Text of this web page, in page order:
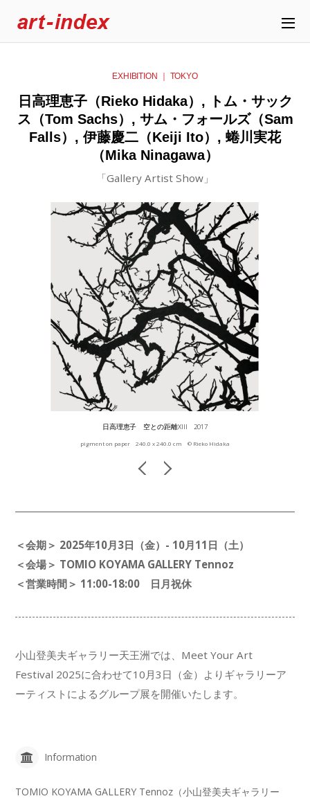
EXHIBITION ｜ TOKYO
日高理恵子（Rieko Hidaka）, トム・サック
ス（Tom Sachs）, サム・フォールズ（Sam
Falls）, 伊藤慶二（Keiji Ito）, 蜷川実花
（Mika Ninagawa）
「Gallery Artist Show」
日高理恵子 空との距離XIII 2017
pigment on paper 240.0 x 240.0 cm © Rieko Hidaka
＜会期＞ 2025年10月3日（金）- 10月11日（土）
＜会場＞ TOMIO KOYAMA GALLERY Tennoz
＜営業時間＞ 11:00-18:00 日月祝休
小山登美夫ギャラリー天王洲では、Meet Your Art
Festival 2025に合わせて10月3日（金）よりギャラリーア
ーティストによるグループ展を開催いたします。
Information
TOMIO KOYAMA GALLERY Tennoz（小山登美夫ギャラリー